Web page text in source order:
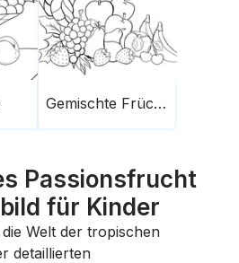
Gemischte Früchte
Passionsfrucht
für Kinder
Welt der tropischen
detaillierten